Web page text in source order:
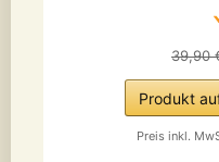
39,90
Produkt
Preis inkl.